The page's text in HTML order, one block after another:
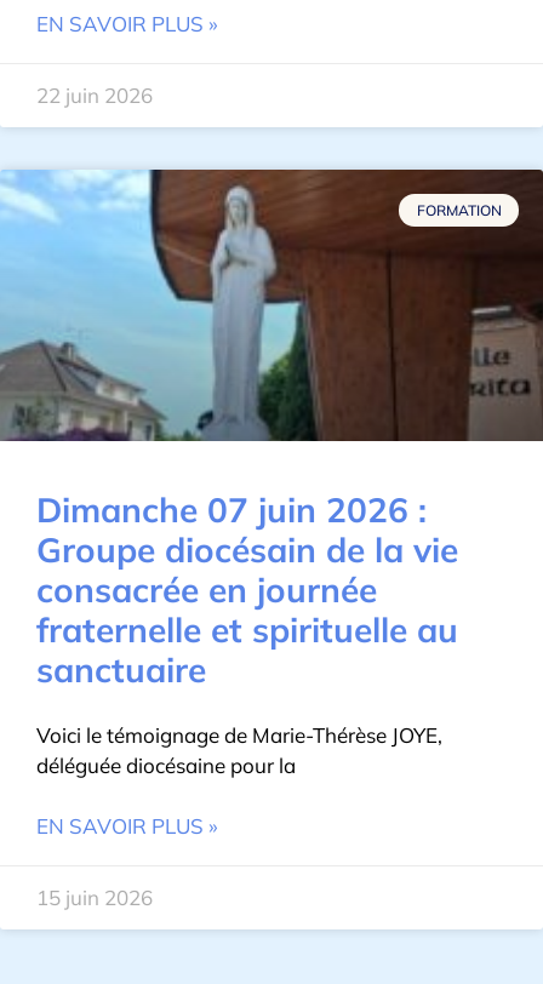
EN SAVOIR PLUS »
22 juin 2026
FORMATION
Dimanche 07 juin 2026 :
Groupe diocésain de la vie
consacrée en journée
fraternelle et spirituelle au
sanctuaire
Voici le témoignage de Marie-Thérèse JOYE,
déléguée diocésaine pour la
EN SAVOIR PLUS »
15 juin 2026